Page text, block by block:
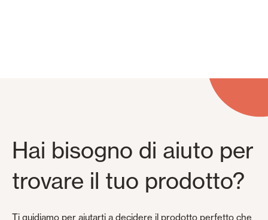
Hai bisogno di aiuto per
trovare il tuo prodotto?
Ti guidiamo per aiutarti a decidere il prodotto perfetto che